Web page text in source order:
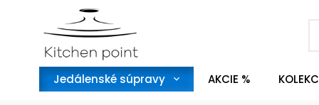
Jedálenské súpravy AKCIE %